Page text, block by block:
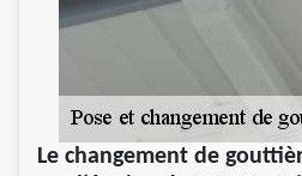
Le changement de